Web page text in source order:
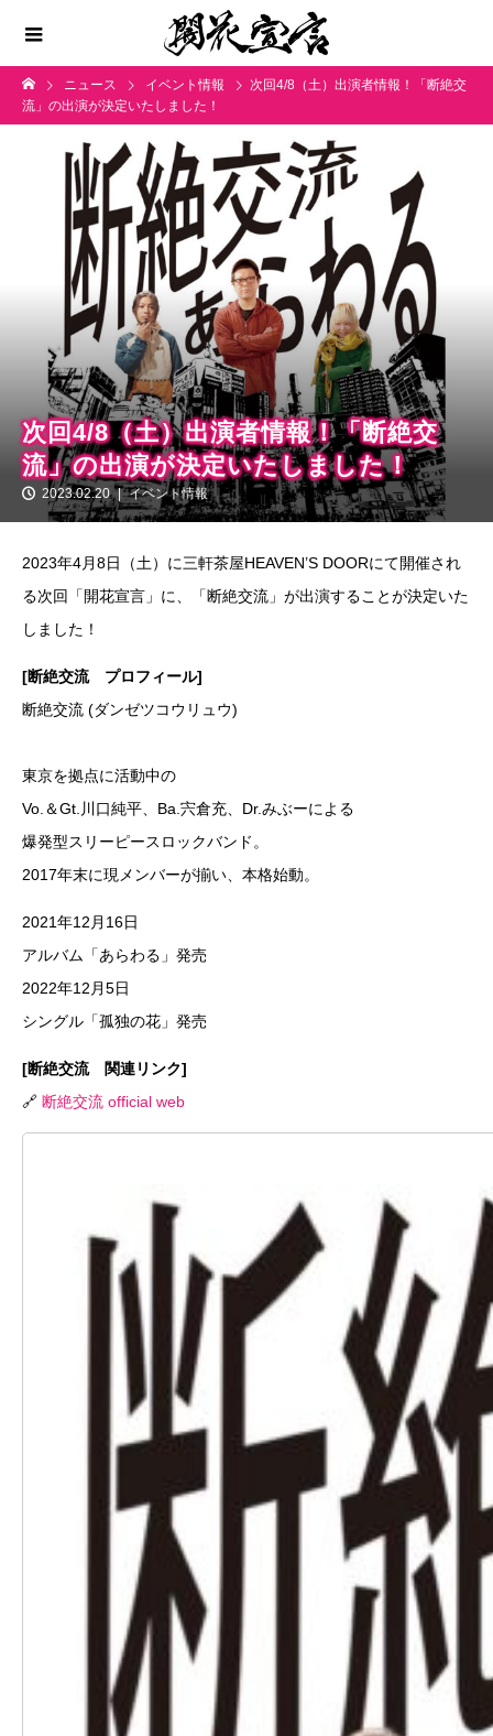
ニュース イベント情報
次回4/8（土）出演者情報！「断絶交
流」の出演が決定いたしました！
次回4/8（土）出演者情報！「断絶交
流」の出演が決定いたしました！
2023.02.20 イベント情報
2023年4月8日（土）に三軒茶屋HEAVEN’S DOORにて開催され
る次回「開花宣言」に、「断絶交流」が出演することが決定いた
しました！
[断絶交流 プロフィール]
断絶交流 (ダンゼツコウリュウ)
東京を拠点に活動中の
Vo.＆Gt.川口純平、Ba.宍倉充、Dr.みぶーによる
爆発型スリーピースロックバンド。
2017年末に現メンバーが揃い、本格始動。
2021年12月16日
アルバム「あらわる」発売
2022年12月5日
シングル「孤独の花」発売
[断絶交流 関連リンク]
🔗 断絶交流 official web